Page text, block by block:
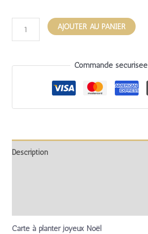
AJOUTER AU PANIER
Commande sécurisée
Description
Carte à planter joyeux Noël